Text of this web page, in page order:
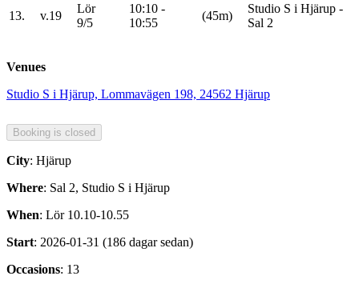
13.
v.19
Lör
9/5
10:10 -
10:55
(45m)
Studio S i Hjärup -
Sal 2
Venues
Studio S i Hjärup, Lommavägen 198, 24562 Hjärup
City: Hjärup
Where: Sal 2, Studio S i Hjärup
When: Lör 10.10-10.55
Start: 2026-01-31 (186 dagar sedan)
Occasions: 13